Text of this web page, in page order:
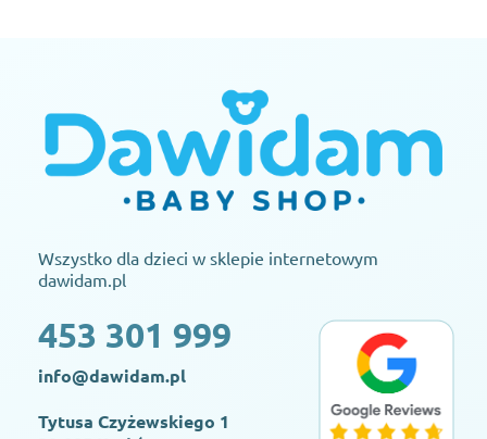
Wszystko dla dzieci w sklepie internetowym
dawidam.pl
453 301 999
info@dawidam.pl
Tytusa Czyżewskiego 1